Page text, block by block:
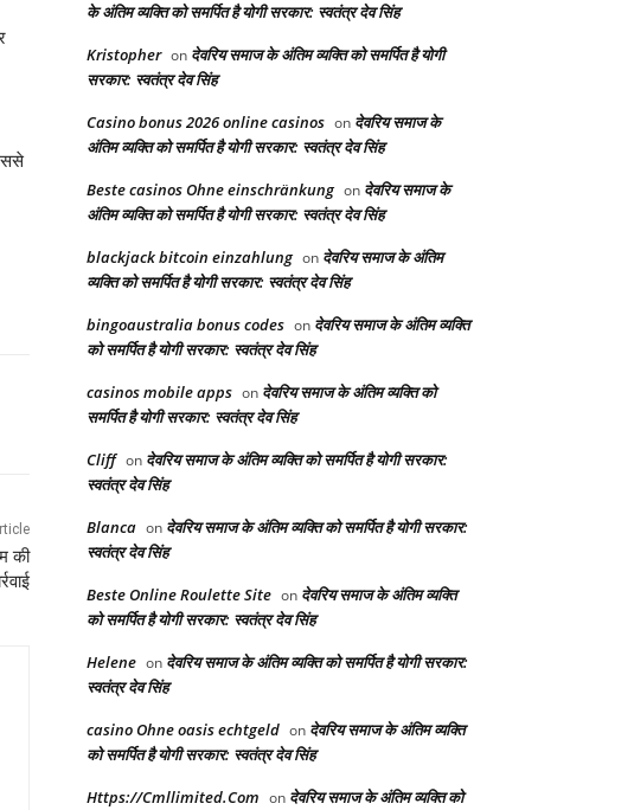
की
के अंतिम व्यक्ति को समर्पित है योगी सरकार: स्वतंत्र देव सिंह
Kristopher on देवरिय समाज के अंतिम व्यक्ति को समर्पित है योगी
सरकार: स्वतंत्र देव सिंह
Casino bonus 2026 online casinos on देवरिय समाज के
अंतिम व्यक्ति को समर्पित है योगी सरकार: स्वतंत्र देव सिंह
Beste casinos Ohne einschränkung on देवरिय समाज के
अंतिम व्यक्ति को समर्पित है योगी सरकार: स्वतंत्र देव सिंह
blackjack bitcoin einzahlung on देवरिय समाज के अंतिम
व्यक्ति को समर्पित है योगी सरकार: स्वतंत्र देव सिंह
bingoaustralia bonus codes on देवरिय समाज के अंतिम व्यक्ति
को समर्पित है योगी सरकार: स्वतंत्र देव सिंह
casinos mobile apps on देवरिय समाज के अंतिम व्यक्ति को
समर्पित है योगी सरकार: स्वतंत्र देव सिंह
Cliff on देवरिय समाज के अंतिम व्यक्ति को समर्पित है योगी सरकार:
स्वतंत्र देव सिंह
Blanca on देवरिय समाज के अंतिम व्यक्ति को समर्पित है योगी सरकार:
स्वतंत्र देव सिंह
Beste Online Roulette Site on देवरिय समाज के अंतिम व्यक्ति
को समर्पित है योगी सरकार: स्वतंत्र देव सिंह
Helene on देवरिय समाज के अंतिम व्यक्ति को समर्पित है योगी सरकार:
स्वतंत्र देव सिंह
casino Ohne oasis echtgeld on देवरिय समाज के अंतिम व्यक्ति
को समर्पित है योगी सरकार: स्वतंत्र देव सिंह
Https://Cmllimited.Com on देवरिय समाज के अंतिम व्यक्ति को